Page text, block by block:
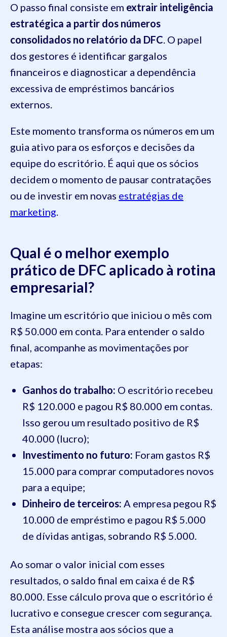
O passo final consiste em extrair inteligência
estratégica a partir dos números
consolidados no relatório da DFC. O papel
dos gestores é identificar gargalos
financeiros e diagnosticar a dependência
excessiva de empréstimos bancários
externos.
Este momento transforma os números em um
guia ativo para os esforços e decisões da
equipe do escritório. É aqui que os sócios
decidem o momento de pausar contratações
ou de investir em novas estratégias de
marketing.
Qual é o melhor exemplo
prático de DFC aplicado à rotina
empresarial?
Imagine um escritório que iniciou o mês com
R$ 50.000 em conta. Para entender o saldo
final, acompanhe as movimentações por
etapas:
Ganhos do trabalho: O escritório recebeu
R$ 120.000 e pagou R$ 80.000 em contas.
Isso gerou um resultado positivo de R$
40.000 (lucro);
Investimento no futuro: Foram gastos R$
15.000 para comprar computadores novos
para a equipe;
Dinheiro de terceiros: A empresa pegou R$
10.000 de empréstimo e pagou R$ 5.000
de dívidas antigas, sobrando R$ 5.000.
Ao somar o valor inicial com esses
resultados, o saldo final em caixa é de R$
80.000. Esse cálculo prova que o escritório é
lucrativo e consegue crescer com segurança.
Esta análise mostra aos sócios que a